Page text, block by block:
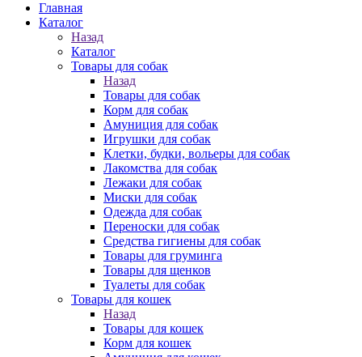
Главная
Каталог
Назад
Каталог
Товары для собак
Назад
Товары для собак
Корм для собак
Амуниция для собак
Игрушки для собак
Клетки, будки, вольеры для собак
Лакомства для собак
Лежаки для собак
Миски для собак
Одежда для собак
Переноски для собак
Средства гигиены для собак
Товары для груминга
Товары для щенков
Туалеты для собак
Товары для кошек
Назад
Товары для кошек
Корм для кошек